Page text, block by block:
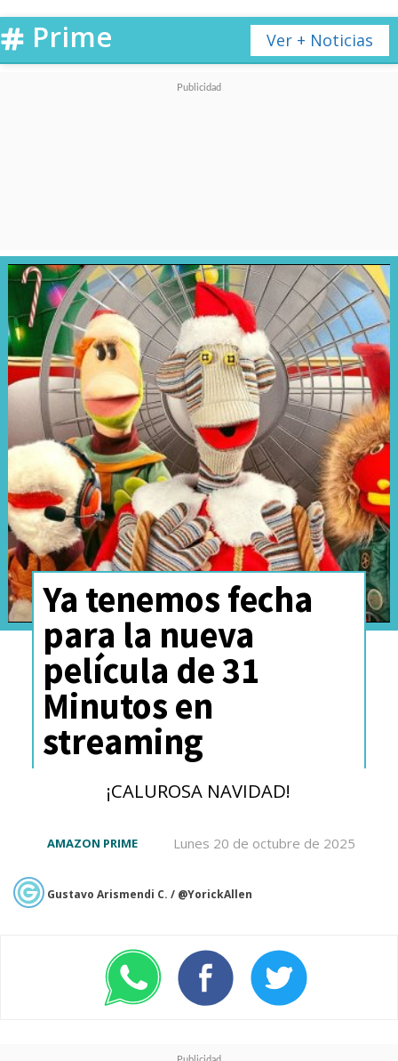
Ver + Noticias
Prime
Ya tenemos fecha
para la nueva
película de 31
Minutos en
streaming
¡CALUROSA NAVIDAD!
Lunes 20 de octubre de 2025
AMAZON PRIME
Gustavo Arismendi C. / @YorickAllen